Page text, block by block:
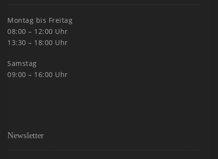
Montag bis Freitag
08:00 – 12:00 Uhr
13:30 – 18:00 Uhr
Samstag
09:00 – 16:00 Uhr
Newsletter